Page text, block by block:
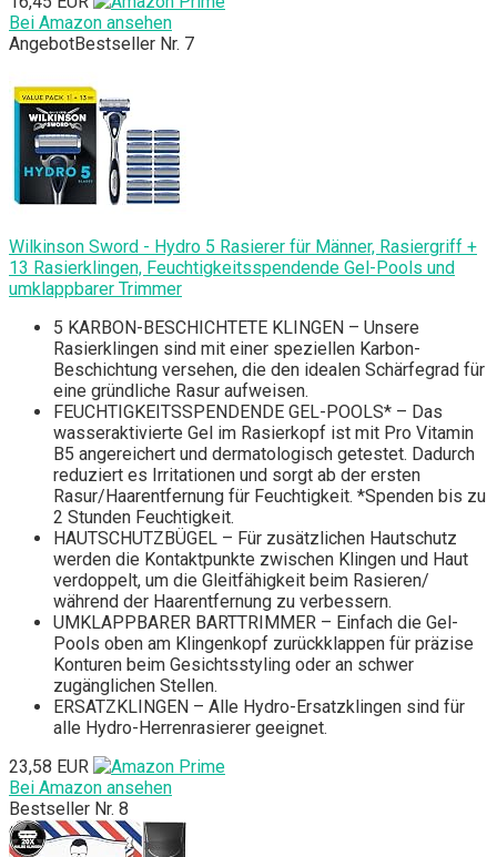
Bei Amazon ansehen
AngebotBestseller Nr. 7
Wilkinson Sword - Hydro 5 Rasierer für Männer, Rasiergriff +
13 Rasierklingen, Feuchtigkeitsspendende Gel-Pools und
umklappbarer Trimmer
5 KARBON-BESCHICHTETE KLINGEN – Unsere
Rasierklingen sind mit einer speziellen Karbon-
Beschichtung versehen, die den idealen Schärfegrad für
eine gründliche Rasur aufweisen.
FEUCHTIGKEITSSPENDENDE GEL-POOLS* – Das
wasseraktivierte Gel im Rasierkopf ist mit Pro Vitamin
B5 angereichert und dermatologisch getestet. Dadurch
reduziert es Irritationen und sorgt ab der ersten
Rasur/Haarentfernung für Feuchtigkeit. *Spenden bis zu
2 Stunden Feuchtigkeit.
HAUTSCHUTZBÜGEL – Für zusätzlichen Hautschutz
werden die Kontaktpunkte zwischen Klingen und Haut
verdoppelt, um die Gleitfähigkeit beim Rasieren/
während der Haarentfernung zu verbessern.
UMKLAPPBARER BARTTRIMMER – Einfach die Gel-
Pools oben am Klingenkopf zurückklappen für präzise
Konturen beim Gesichtsstyling oder an schwer
zugänglichen Stellen.
ERSATZKLINGEN – Alle Hydro-Ersatzklingen sind für
alle Hydro-Herrenrasierer geeignet.
23,58 EUR
Bei Amazon ansehen
Bestseller Nr. 8